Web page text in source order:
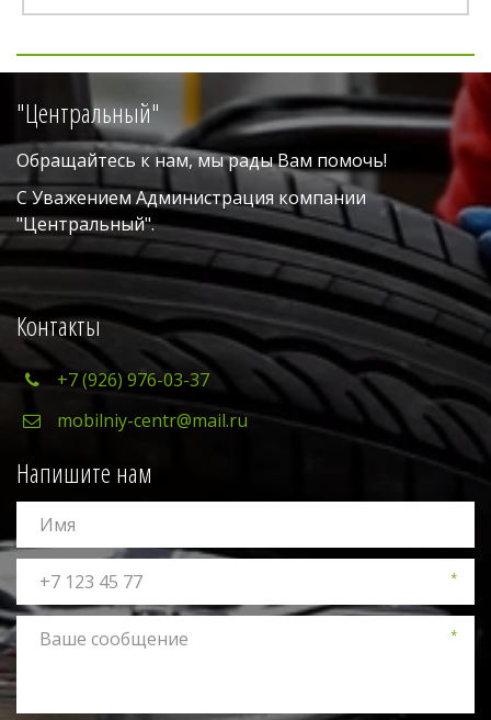
"Центральный"
Обращайтесь к нам, мы рады Вам помочь!
С Уважением Администрация компании
"Центральный".
Контакты
+7 (926) 976-03-37
mobilniy-centr@mail.ru
Напишите нам
*
*